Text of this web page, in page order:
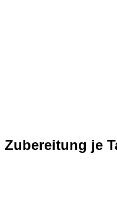
Zubereitung je